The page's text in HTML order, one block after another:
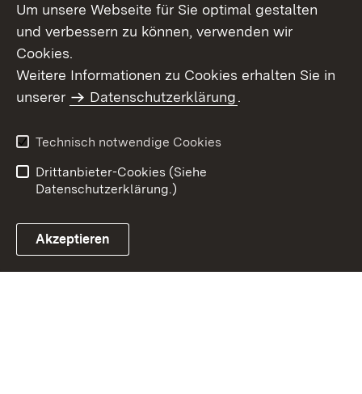
Benutzungshinweise
Erklärung zur
Um unsere Webseite für Sie optimal gestalten
und verbessern zu können, verwenden wir
Cookies.
Weitere Informationen zu Cookies erhalten Sie in
unserer
Datenschutzerklärung.
Technisch notwendige Cookies
Drittanbieter-Cookies (Siehe
Datenschutzerklärung.)
Akzeptieren